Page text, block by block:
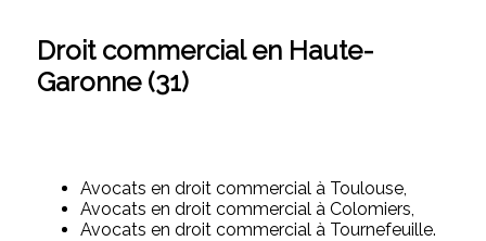
Droit commercial en Haute-
Garonne (31)
Avocats en droit commercial à Toulouse,
Avocats en droit commercial à Colomiers,
Avocats en droit commercial à Tournefeuille.